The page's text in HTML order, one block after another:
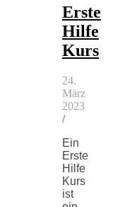
Erste
Hilfe
Kurs
24.
März
2023
/
Ein
Erste
Hilfe
Kurs
ist